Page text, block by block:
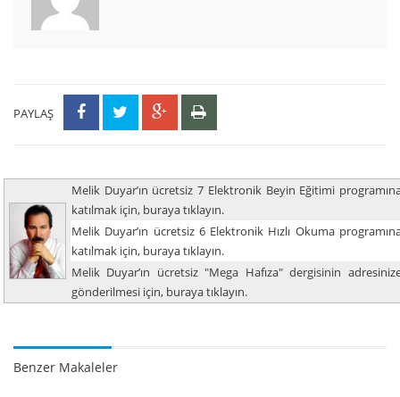
PAYLAŞ
Melik Duyar’ın ücretsiz 7 Elektronik Beyin Eğitimi
katılmak için, buraya tıklayın.
Melik Duyar’ın ücretsiz 6 Elektronik Hızlı Okuma
katılmak için, buraya tıklayın.
Melik Duyar’ın ücretsiz "Mega Hafıza" dergisinin
gönderilmesi için, buraya tıklayın.
Benzer Makaleler